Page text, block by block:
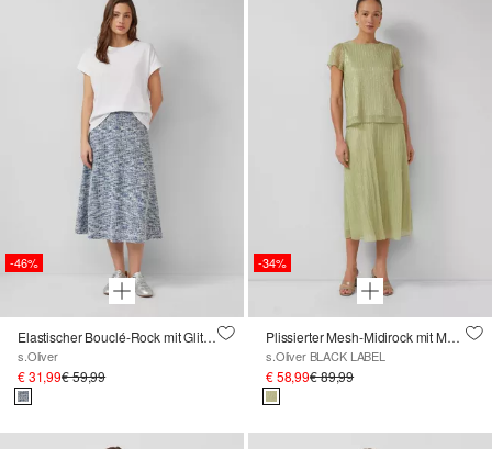
-46%
Elastischer Bouclé-Rock mit Glitzergarn
s.Oliver
€ 31,99€ 59,99
-34%
Plissierter Mesh-Midirock mit Metall-Garn und Jerseyfutter
s.Oliver BLACK LABEL
€ 58,99€ 89,99